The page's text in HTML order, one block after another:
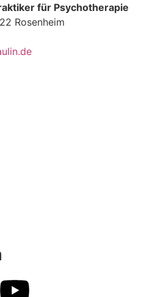
für Psychotherapie
Rosenheim